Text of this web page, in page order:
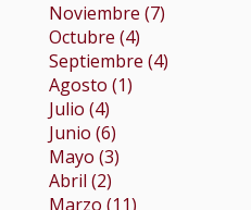
Noviembre (7)
Octubre (4)
Septiembre (4)
Agosto (1)
Julio (4)
Junio (6)
Mayo (3)
Abril (2)
Marzo (11)